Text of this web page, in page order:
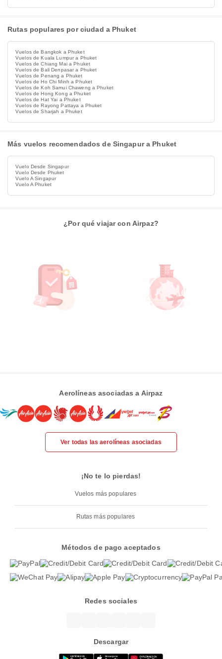
Rutas populares por ciudad a Phuket
Vuelos de Bangkok a Phuket
Vuelos de Kuala Lumpur a Phuket
Vuelos de Chiang Mai a Phuket
Vuelos de Bali Denpasar a Phuket
Vuelos de Penang a Phuket
Vuelos de Ho Chi Minh a Phuket
Vuelos de Koh Samui Chaweng a Phuket
Vuelos de Hong Kong a Phuket
Vuelos de Hat Yai a Phuket
Vuelos de Rayong Pattaya a Phuket
Vuelos de Sharjah a Phuket
Más vuelos recomendados de Singapur a Phuket
Vuelo Desde Singapur
Vuelo Desde Phuket
Vuelo A Singapur
Vuelo A Phuket
¿Por qué viajar con Airpaz?
Aerolíneas asociadas a Airpaz
Ver todas las aerolíneas asociadas
¡No te lo pierdas!
Vuelos más populares
Rutas más populares
Métodos de pago aceptados
Redes sociales
Descargar